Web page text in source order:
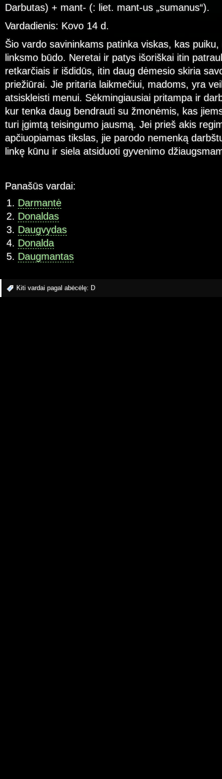
Darbutas) + mant- (: liet. mant-us „sumanus“).
Vardadienis: Kovo 14 d.
Šio vardo savininkams patinka viskas, kas
linksmo būdo. Neretai ir patys išoriškai itin
retkarčiais ir išdidūs, itin daug dėmesio skiria
priežiūrai. Jie pritaria laikmečiui, madoms, yra
atsiskleisti menui. Sėkmingiausiai pritampa ir
kur tenka daug bendrauti su žmonėmis, kas
turi įgimtą teisingumo jausmą. Jei prieš akis
apčiuopiamas tikslas, jie parodo nemenką
linkę kūnu ir siela atsiduoti gyvenimo
Panašūs vardai:
Darmantė
Donaldas
Daugvydas
Donalda
Daugmantas
Kiti vardai pagal abėcėlę: D